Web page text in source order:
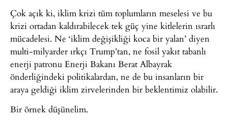
Çok açık ki, iklim krizi tüm toplumların meselesi ve bu
krizi ortadan kaldırabilecek tek güç yine kitlelerin ısrarlı
mücadelesi. Ne ‘iklim değişikliği koca bir yalan’ diyen
multi-milyarder ırkçı Trump’tan, ne fosil yakıt tabanlı
enerji patronu Enerji Bakanı Berat Albayrak
önderliğindeki politikalardan, ne de bu insanların bir
araya geldiği iklim zirvelerinden bir beklentimiz olabilir.
Bir örnek düşünelim.